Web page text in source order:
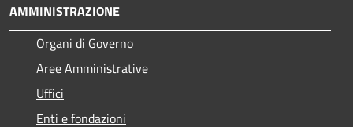
AMMINISTRAZIONE
Organi di Governo
Aree Amministrative
Uffici
Enti e fondazioni